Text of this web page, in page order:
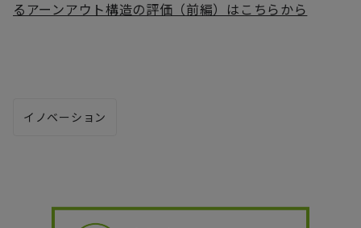
るアーンアウト構造の評価（前編）はこちらから
イノベーション